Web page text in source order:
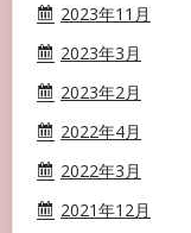
2023年11月
2023年3月
2023年2月
2022年4月
2022年3月
2021年12月